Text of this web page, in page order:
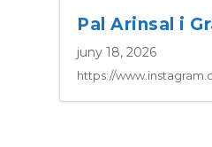
Pal Arinsal i
juny 18, 2026
https://